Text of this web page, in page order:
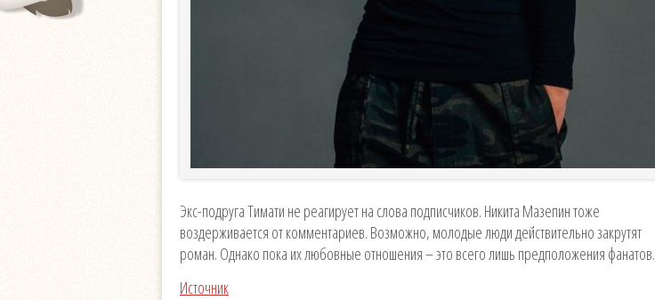
Экс-подруга Тимати не реагирует на слова подписчиков. Никита Мазепин тоже
воздерживается от комментариев. Возможно, молодые люди действительно закрутят
роман. Однако пока их любовные отношения – это всего лишь предположения фанатов.
Источник